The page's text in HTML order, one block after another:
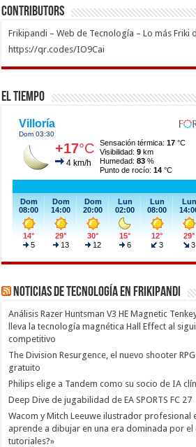
Contributors
Frikipandi – Web de Tecnología – Lo más Friki
https://qr.codes/IO9Cai
El Tiempo
Noticias de Tecnología en Frikipandi
Análisis Razer Huntsman V3 HE Magnetic
lleva la tecnología magnética Hall Effect al
competitivo
The Division Resurgence, el nuevo shooter
gratuito
Philips elige a Tandem como su socio de IA
Deep Dive de jugabilidad de EA SPORTS FC 27
Wacom y Mitch Leeuwe ilustrador profesional
aprende a dibujar en una era dominada por
tutoriales?»